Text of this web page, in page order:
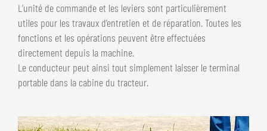
L’unité de commande et les leviers sont particulièrement
utiles pour les travaux d’entretien et de réparation. Toutes les
fonctions et les opérations peuvent être effectuées
directement depuis la machine.
Le conducteur peut ainsi tout simplement laisser le terminal
portable dans la cabine du tracteur.